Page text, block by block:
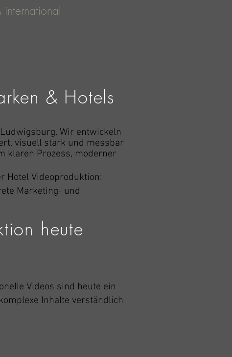
& Hotels
Wir entwickeln
visuell stark und messbar
klaren Prozess, moderner
Hotel Videoproduktion:
Marketing- und
heute
Videos sind heute ein
Inhalte verständlich